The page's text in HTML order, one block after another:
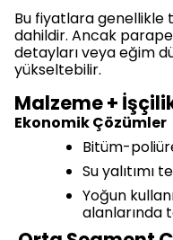
Bu fiyatlara genellikle
dahildir. Ancak
detayları veya eğim
yükseltebilir.
Malzeme +
Ekonomik Çözümler
Bitüm-
Su yalıtımı
Yoğun
alanlarında